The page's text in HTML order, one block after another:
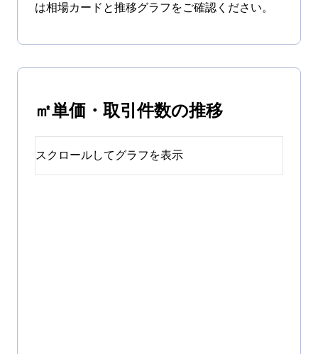
は相場カードと推移グラフをご確認ください。
㎡単価・取引件数の推移
スクロールしてグラフを表示